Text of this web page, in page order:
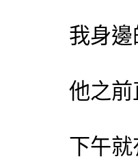
我身
他之前
下午